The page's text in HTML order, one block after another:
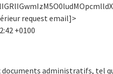
request email]>
+0100
documents administratifs, tel